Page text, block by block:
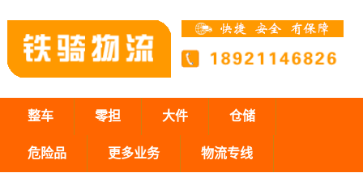
整车 零担 大件 仓储
危险品 更多业务 物流专线